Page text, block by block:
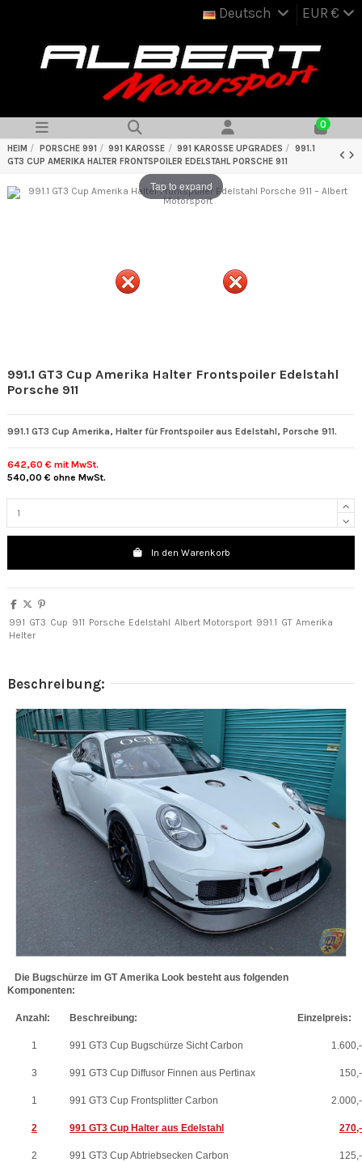
Deutsch EUR €
0
HEIM PORSCHE 991 991 KAROSSE 991 KAROSSE UPGRADES
991.1
GT3 CUP AMERIKA HALTER FRONTSPOILER EDELSTAHL PORSCHE 911
Tap to expand
991.1 GT3 Cup Amerika Halter Frontspoiler Edelstahl
Porsche 911
991.1 GT3 Cup Amerika, Halter für Frontspoiler aus Edelstahl, Porsche 911.
642,60 € mit MwSt.
540,00 € ohne MwSt.
In den Warenkorb
991 GT3 Cup 911 Porsche Edelstahl Albert Motorsport 991.1 GT Amerika
Helter
Beschreibung:
Die Bugschürze im GT Amerika Look besteht aus folgenden
Komponenten:
Anzahl: Beschreibung: Einzelpreis:
1 991 GT3 Cup Bugschürze Sicht Carbon 1.600,-
3 991 GT3 Cup Diffusor Finnen aus Pertinax 150,-
1 991 GT3 Cup Frontsplitter Carbon 2.000,-
2 991 GT3 Cup Halter aus Edelstahl 270,-
2 991 GT3 Cup Abtriebsecken Carbon 125,-